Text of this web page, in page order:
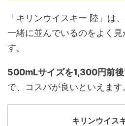
「キリンウイスキー 陸」は
一緒に並んでいるのをよく
す。
500mLサイズを1,300円前
で、コスパが良いといえます
キリンウイス